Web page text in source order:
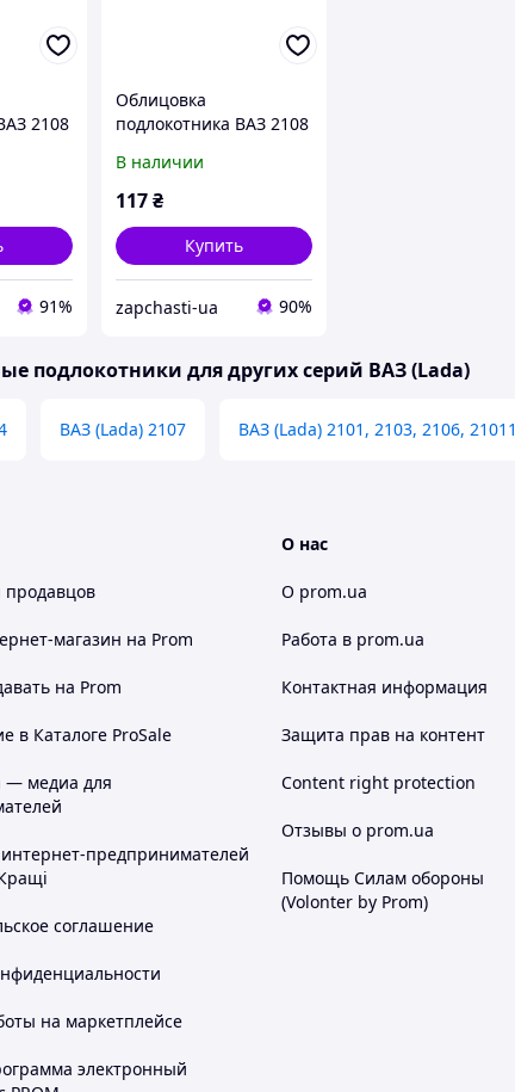
2108
91%
Облицовка
подлокотника ВАЗ 2108
В наличии
117₴
Купить
zapchasti-ua 90%
подлокотники для других серий ВАЗ (Lada)
ВАЗ (Lada) 2107 ВАЗ (Lada) 2101, 2103, 2106, 21011
продавцов
магазин на Prom
на Prom
в Каталоге ProSale
— медиа для
предпринимателей
соглашение
на маркетплейсе
электронный
О нас
О prom.ua
Работа в prom.ua
Контактная информация
Защита прав на контент
Content right protection
Отзывы о prom.ua
Помощь Силам обороны
(Volonter by Prom)